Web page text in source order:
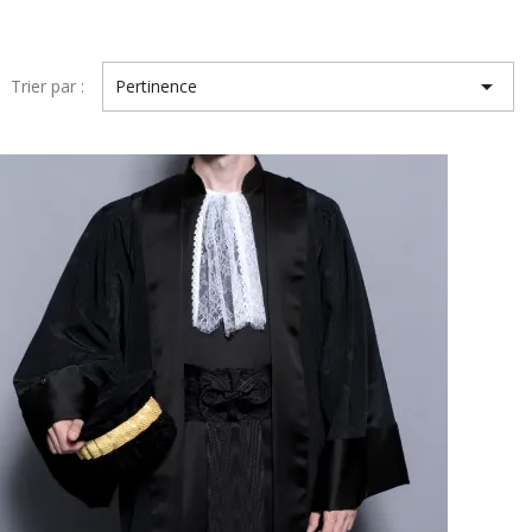
Trier par : Pertinence 